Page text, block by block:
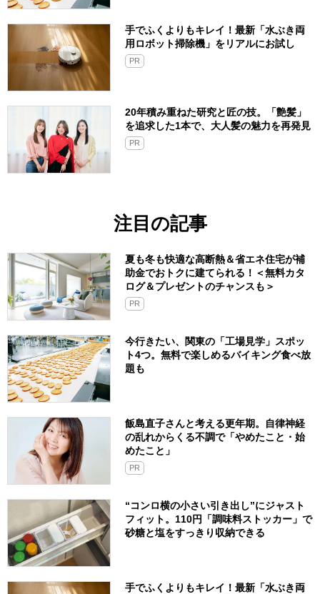
手でふくよりもキレイ！最新「水ぶき両
用ロボット掃除機」をリアルにお試し
PR
20年積み重ねた研究と匠の技。「艶髪」
を追求した1本で、大人髪の魅力を再発見
PR
注目の記事
夏も冬も快適な高断熱＆省エネ住宅が補
助金でおトクに建てられる！＜無料カタ
ログ＆プレゼントのチャンスも＞
PR
今行きたい、関東の「工場見学」スポッ
ト4つ。無料で楽しめるバイキング食べ放
題も
飯島直子さんと考える更年期。自律神経
の乱れからくる不調で「やめたこと・始
めたこと」
PR
“コンロ横の小さい引き出し”にジャスト
フィット。110円「調味料ストッカー」で
砂糖と塩をすっきり収納できる
手でふくよりもキレイ！最新「水ぶき両